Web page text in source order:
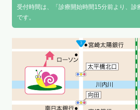
受付時間は、「診療開始時間15分前より、診
です。